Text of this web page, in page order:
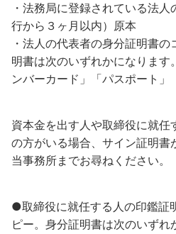
・法務局に登録されている法
行から３ヶ月以内）原本
・法人の代表者の身分証明書
明書は次のいずれかになります
ンバーカード」「パスポート」
資本金を出す人や取締役に就任
の方がいる場合、サイン証明書
当事務所までお尋ねください。
●取締役に就任する人の印鑑証
ピー。身分証明書は次のいず